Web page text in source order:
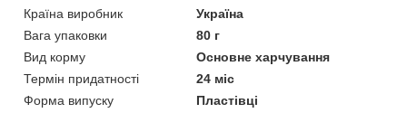
Країна виробник
Україна
Вага упаковки
80 г
Вид корму
Основне харчування
Термін придатності
24 міс
Форма випуску
Пластівці